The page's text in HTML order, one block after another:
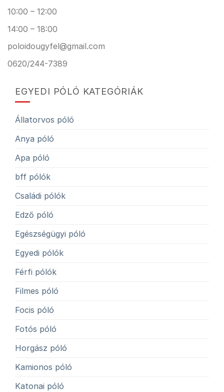
10:00 – 12:00
14:00 – 18:00
poloidougyfel@gmail.com
0620/244-7389
EGYEDI PÓLÓ KATEGÓRIÁK
Állatorvos póló
Anya póló
Apa póló
bff pólók
Családi pólók
Edző póló
Egészségügyi póló
Egyedi pólók
Férfi pólók
Filmes póló
Focis póló
Fotós póló
Horgász póló
Kamionos póló
Katonai póló